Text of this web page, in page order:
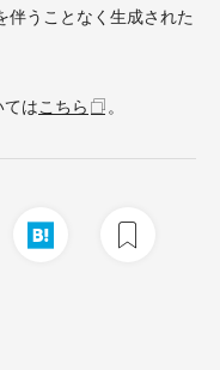
伴うことなく生成された
てはこちら 。